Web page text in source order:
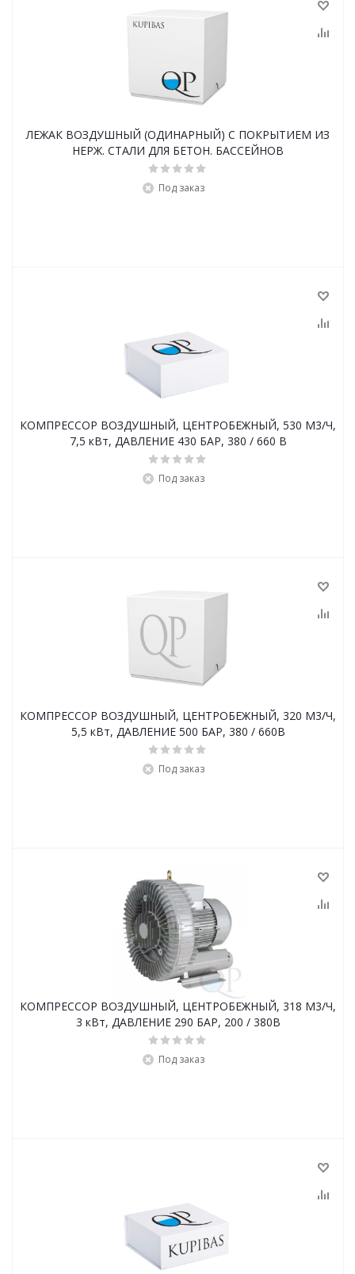
ЛЕЖАК ВОЗДУШНЫЙ (ОДИНАРНЫЙ) С ПОКРЫТИЕМ ИЗ
НЕРЖ. СТАЛИ ДЛЯ БЕТОН. БАССЕЙНОВ
Под заказ
КОМПРЕССОР ВОЗДУШНЫЙ, ЦЕНТРОБЕЖНЫЙ, 530 М3/Ч,
7,5 кВт, ДАВЛЕНИЕ 430 БАР, 380 / 660 В
Под заказ
КОМПРЕССОР ВОЗДУШНЫЙ, ЦЕНТРОБЕЖНЫЙ, 320 М3/Ч,
5,5 кВт, ДАВЛЕНИЕ 500 БАР, 380 / 660В
Под заказ
КОМПРЕССОР ВОЗДУШНЫЙ, ЦЕНТРОБЕЖНЫЙ, 318 М3/Ч,
3 кВт, ДАВЛЕНИЕ 290 БАР, 200 / 380В
Под заказ